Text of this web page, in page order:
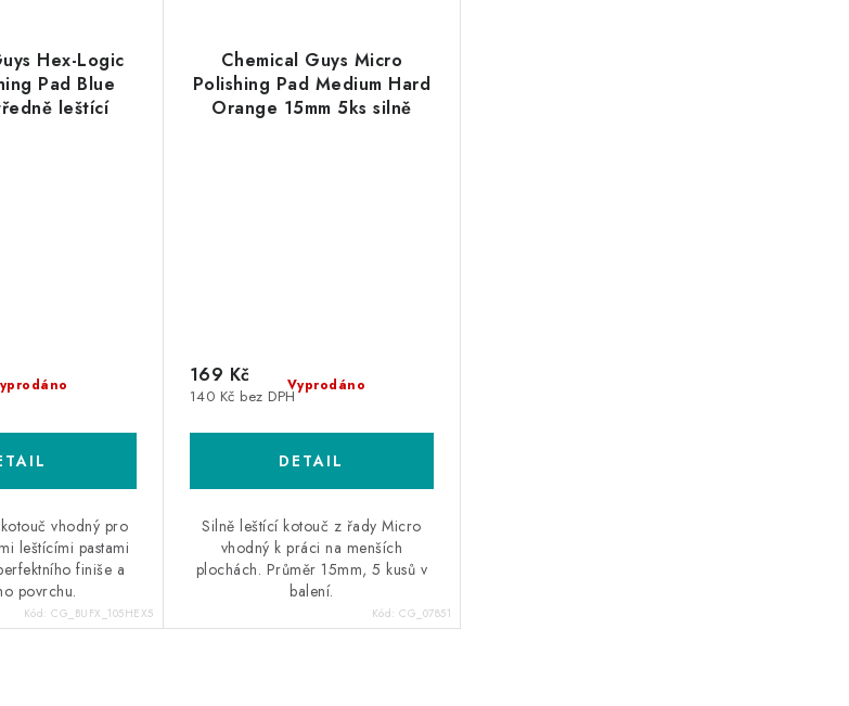
Hex-Logic
Pad Blue
leštící
vhodný pro
leštícími pastami
finiše a
povrchu.
Kód:CG_BUFX_105HEX5
Chemical Guys Micro
Polishing Pad Medium Hard
Orange 15mm 5ks silně
Vyprodáno
140 Kč bez DPH
169 Kč
Silně leštící kotouč z řady Micro
vhodný k práci na menších
plochách. Průměr 15mm, 5 kusů v
balení.
Kód:CG_07851